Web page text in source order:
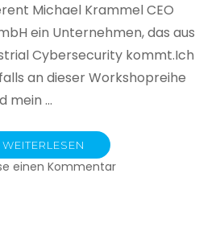
Michael Krammel CEO
ein Unternehmen, das aus
Cybersecurity kommt.Ich
an dieser Workshopreihe
mein …
WEITERLESEN
einen Kommentarzu